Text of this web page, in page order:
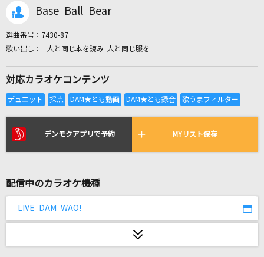
全国りれき
リアルタイムで歌われている曲の一覧
[生音]冬と春
Ol' 55 [オール'55]
Base Ball Bear
選曲番号： 7430-87
人と同じ本を読み 人と同じ服を
対応カラオケコンテンツ
デンモクアプリで予約 MYリスト保存
配信中のカラオケ機種
LIVE DAM WAO!